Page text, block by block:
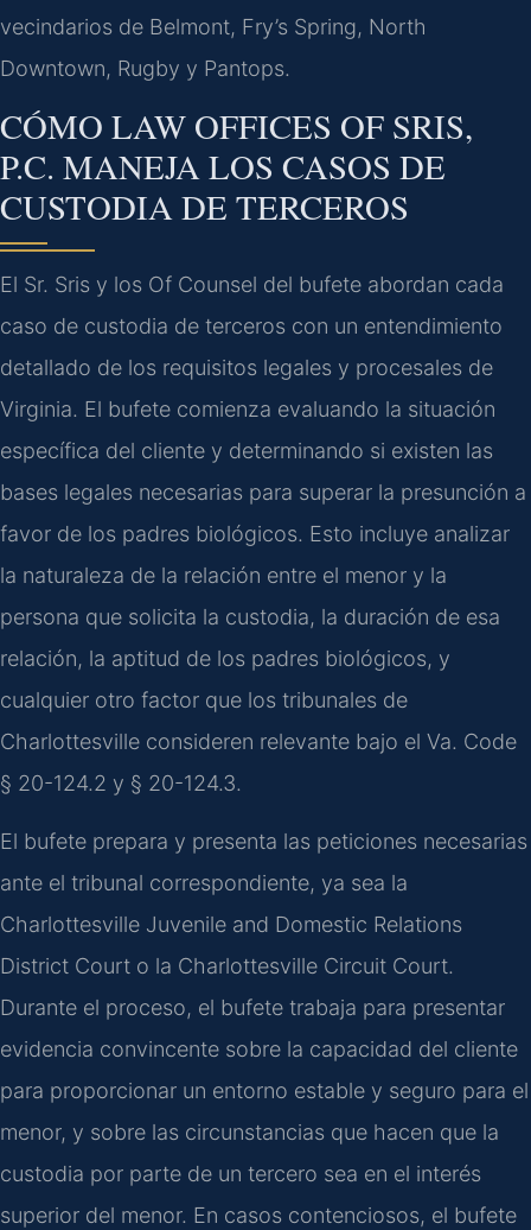
vecindarios de Belmont, Fry’s Spring, North
Downtown, Rugby y Pantops.
CÓMO LAW OFFICES OF SRIS,
P.C. MANEJA LOS CASOS DE
CUSTODIA DE TERCEROS
El Sr. Sris y los Of Counsel del bufete abordan cada
caso de custodia de terceros con un entendimiento
detallado de los requisitos legales y procesales de
Virginia. El bufete comienza evaluando la situación
específica del cliente y determinando si existen las
bases legales necesarias para superar la presunción a
favor de los padres biológicos. Esto incluye analizar
la naturaleza de la relación entre el menor y la
persona que solicita la custodia, la duración de esa
relación, la aptitud de los padres biológicos, y
cualquier otro factor que los tribunales de
Charlottesville consideren relevante bajo el Va. Code
§ 20-124.2 y § 20-124.3.
El bufete prepara y presenta las peticiones necesarias
ante el tribunal correspondiente, ya sea la
Charlottesville Juvenile and Domestic Relations
District Court o la Charlottesville Circuit Court.
Durante el proceso, el bufete trabaja para presentar
evidencia convincente sobre la capacidad del cliente
para proporcionar un entorno estable y seguro para el
menor, y sobre las circunstancias que hacen que la
custodia por parte de un tercero sea en el interés
superior del menor. En casos contenciosos, el bufete